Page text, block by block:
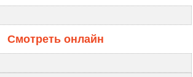
Смотреть онлайн